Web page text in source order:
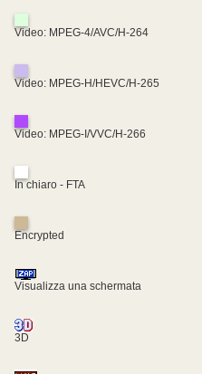
Video: MPEG-4/AVC/H-264
Video: MPEG-H/HEVC/H-265
Video: MPEG-I/VVC/H-266
In chiaro - FTA
Encrypted
Visualizza una schermata
3D